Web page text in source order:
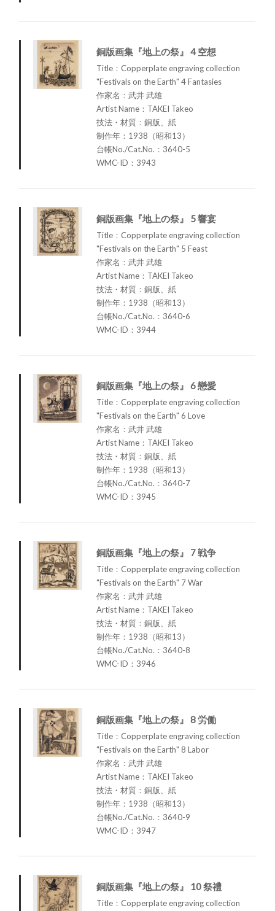
銅版画集『地上の祭』 4 空想
Title：Copperplate engraving collection
"Festivals on the Earth" 4 Fantasies
作家名：武井 武雄
Artist Name：TAKEI Takeo
技法・材質：銅版、紙
制作年：1938（昭和13）
台帳No./Cat.No.：3640-5
WMC-ID：3943
銅版画集『地上の祭』 5 響宴
Title：Copperplate engraving collection
"Festivals on the Earth" 5 Feast
作家名：武井 武雄
Artist Name：TAKEI Takeo
技法・材質：銅版、紙
制作年：1938（昭和13）
台帳No./Cat.No.：3640-6
WMC-ID：3944
銅版画集『地上の祭』 6 戀愛
Title：Copperplate engraving collection
"Festivals on the Earth" 6 Love
作家名：武井 武雄
Artist Name：TAKEI Takeo
技法・材質：銅版、紙
制作年：1938（昭和13）
台帳No./Cat.No.：3640-7
WMC-ID：3945
銅版画集『地上の祭』 7 戦争
Title：Copperplate engraving collection
"Festivals on the Earth" 7 War
作家名：武井 武雄
Artist Name：TAKEI Takeo
技法・材質：銅版、紙
制作年：1938（昭和13）
台帳No./Cat.No.：3640-8
WMC-ID：3946
銅版画集『地上の祭』 8 労働
Title：Copperplate engraving collection
"Festivals on the Earth" 8 Labor
作家名：武井 武雄
Artist Name：TAKEI Takeo
技法・材質：銅版、紙
制作年：1938（昭和13）
台帳No./Cat.No.：3640-9
WMC-ID：3947
銅版画集『地上の祭』 10 祭禮
Title：Copperplate engraving collection